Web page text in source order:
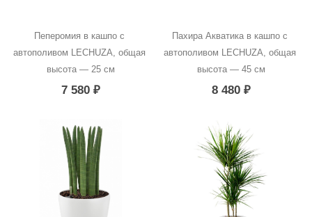
Пеперомия в кашпо с
автополивом LECHUZA, общая
высота — 25 см
7 580 ₽
Пахира Акватика в кашпо с
автополивом LECHUZA, общая
высота — 45 см
8 480₽